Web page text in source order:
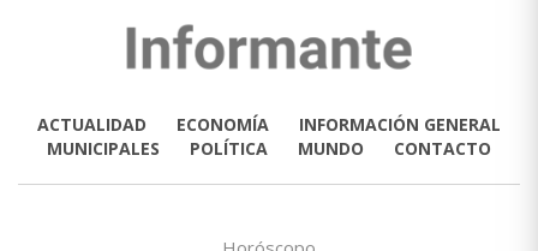
ACTUALIDAD ECONOMÍA
INFORMACIÓN GENERAL
MUNICIPALES
POLÍTICA MUNDO CONTACTO